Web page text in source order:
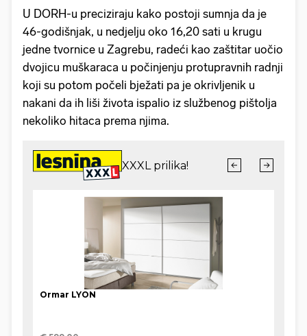
U DORH-u preciziraju kako postoji sumnja da je
46-godišnjak, u nedjelju oko 16,20 sati u krugu
jedne tvornice u Zagrebu, radeći kao zaštitar uočio
dvojicu muškaraca u počinjenju protupravnih radnji
koji su potom počeli bježati pa je okrivljenik u
nakani da ih liši života ispalio iz službenog pištolja
nekoliko hitaca prema njima.